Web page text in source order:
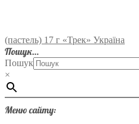
(пастель) 17 г «Трек» Україна
Пошук…
Пошук
×
Меню сайту: